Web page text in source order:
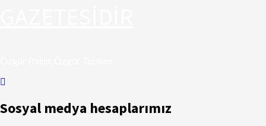
Sosyal medya hesaplarımız